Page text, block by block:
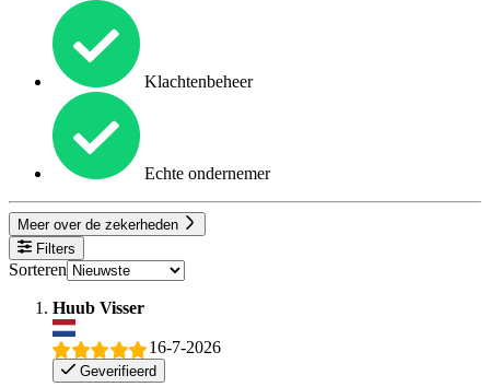
Klachtenbeheer
Echte ondernemer
Meer over de zekerheden
Filters
Sorteren
Huub Visser
16-7-2026
Geverifieerd